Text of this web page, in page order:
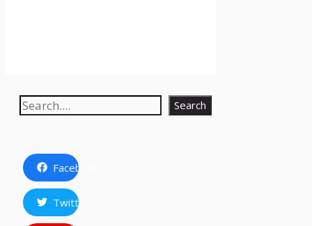
Search Search
Facebook
Twitter